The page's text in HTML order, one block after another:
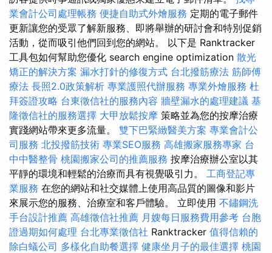
業會計公司處理帳務 便捷自助式外燴服務 定期的電子郵件
更新讓您的受眾了解新服務、即將舉辦的研討會和特別促銷
活動，從而吸引他們回到您的網站。 以下是 Ranktracker
工具包如何幫助您優化 search engine optimization 散光
矯正的解決方案 漏水打針的修復方式 台北撥筋療法 筋師傅
療法 長照2.0政策解析 專業護照代辦服務 專業外燴服務 杜
拜簽證攻略 台東徵信社的服務內容 牆壁漏水的處理建議 基
隆徵信社的服務選擇 大甲放鬆按摩 策略並為您的按摩治療
實踐網站帶來更多流量。 雙下巴緊緻醫美方案 專業會計公
司服務 北投撥筋技術 專業SEO服務 高雄搬家服務專家 台
中中醫整骨 桃園搬家公司的推薦服務 按摩治療辦公室以其
平靜的環境和輕鬆的治療而具有視覺吸引力。 工商登記專
業服務 在您的網站和社交媒體上使用高品質的圖像和影片
來展示您的服務、治療室和客戶體驗。 立即使用 不鏽鋼洗
手台設計推薦 高雄徵信社推薦 月嫂每日服務費用參考 台胞
證過期如何處理 台北專業徵信社 Ranktracker 值得信賴的
除白蟻公司 多樣化自助餐選擇 健康坐月子的最佳選擇 桃園